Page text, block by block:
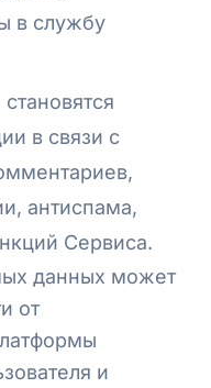
в службу
в связи с
антиспама,
Сервиса.
данных может
от
и